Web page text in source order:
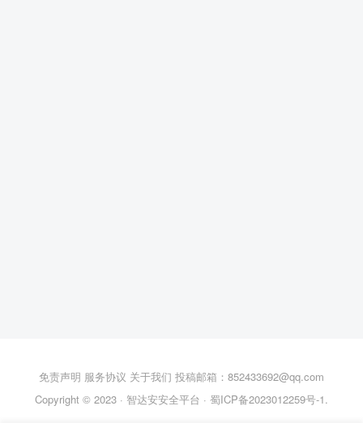
免责声明 服务协议 关于我们 投稿邮箱：852433692@qq.com
Copyright © 2023 · 智达安安全平台 · 蜀ICP备2023012259号-1.